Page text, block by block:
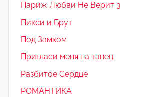
Париж Любви Не Верит 3
Пикси и Брут
Под Замком
Пригласи меня на танец
Разбитое Сердце
РОМАНТИКА